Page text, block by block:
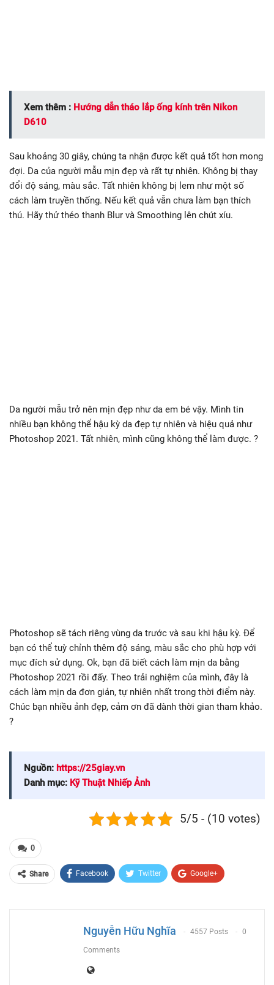
Xem thêm : Hướng dẫn tháo lắp ống kính trên Nikon
D610
Sau khoảng 30 giây, chúng ta nhận được kết quả tốt hơn mong
đợi. Da của người mẫu mịn đẹp và rất tự nhiên. Không bị thay
đổi độ sáng, màu sắc. Tất nhiên không bị lem như một số
cách làm truyền thống. Nếu kết quả vẫn chưa làm bạn thích
thú. Hãy thử théo thanh Blur và Smoothing lên chút xíu.
Da người mẫu trở nên mịn đẹp như da em bé vậy. Mình tin
nhiều bạn không thể hậu kỳ da đẹp tự nhiên và hiệu quả như
Photoshop 2021. Tất nhiên, mình cũng không thể làm được. ?
Photoshop sẽ tách riêng vùng da trước và sau khi hậu kỳ. Để
bạn có thể tuỳ chỉnh thêm độ sáng, màu sắc cho phù hợp với
mục đích sử dụng. Ok, bạn đã biết cách làm mịn da bằng
Photoshop 2021 rồi đấy. Theo trải nghiệm của mình, đây là
cách làm mịn da đơn giản, tự nhiên nhất trong thời điểm này.
Chúc bạn nhiều ảnh đẹp, cảm ơn đã dành thời gian tham khảo.
?
Nguồn: https://25giay.vn
Danh mục: Kỹ Thuật Nhiếp Ảnh
5/5 - (10 votes)
0
Share Facebook Twitter Google+
Nguyễn Hữu Nghĩa 4557 Posts 0
Comments